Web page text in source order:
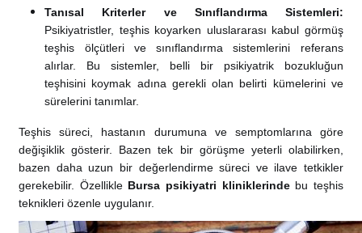
Tanısal Kriterler ve Sınıflandırma Sistemleri:
Psikiyatristler, teşhis koyarken uluslararası kabul görmüş
teşhis ölçütleri ve sınıflandırma sistemlerini referans
alırlar. Bu sistemler, belli bir psikiyatrik bozukluğun
teşhisini koymak adına gerekli olan belirti kümelerini ve
sürelerini tanımlar.
Teşhis süreci, hastanın durumuna ve semptomlarına göre
değişiklik gösterir. Bazen tek bir görüşme yeterli olabilirken,
bazen daha uzun bir değerlendirme süreci ve ilave tetkikler
gerekebilir. Özellikle Bursa psikiyatri kliniklerindebu teşhis
teknikleri özenle uygulanır.